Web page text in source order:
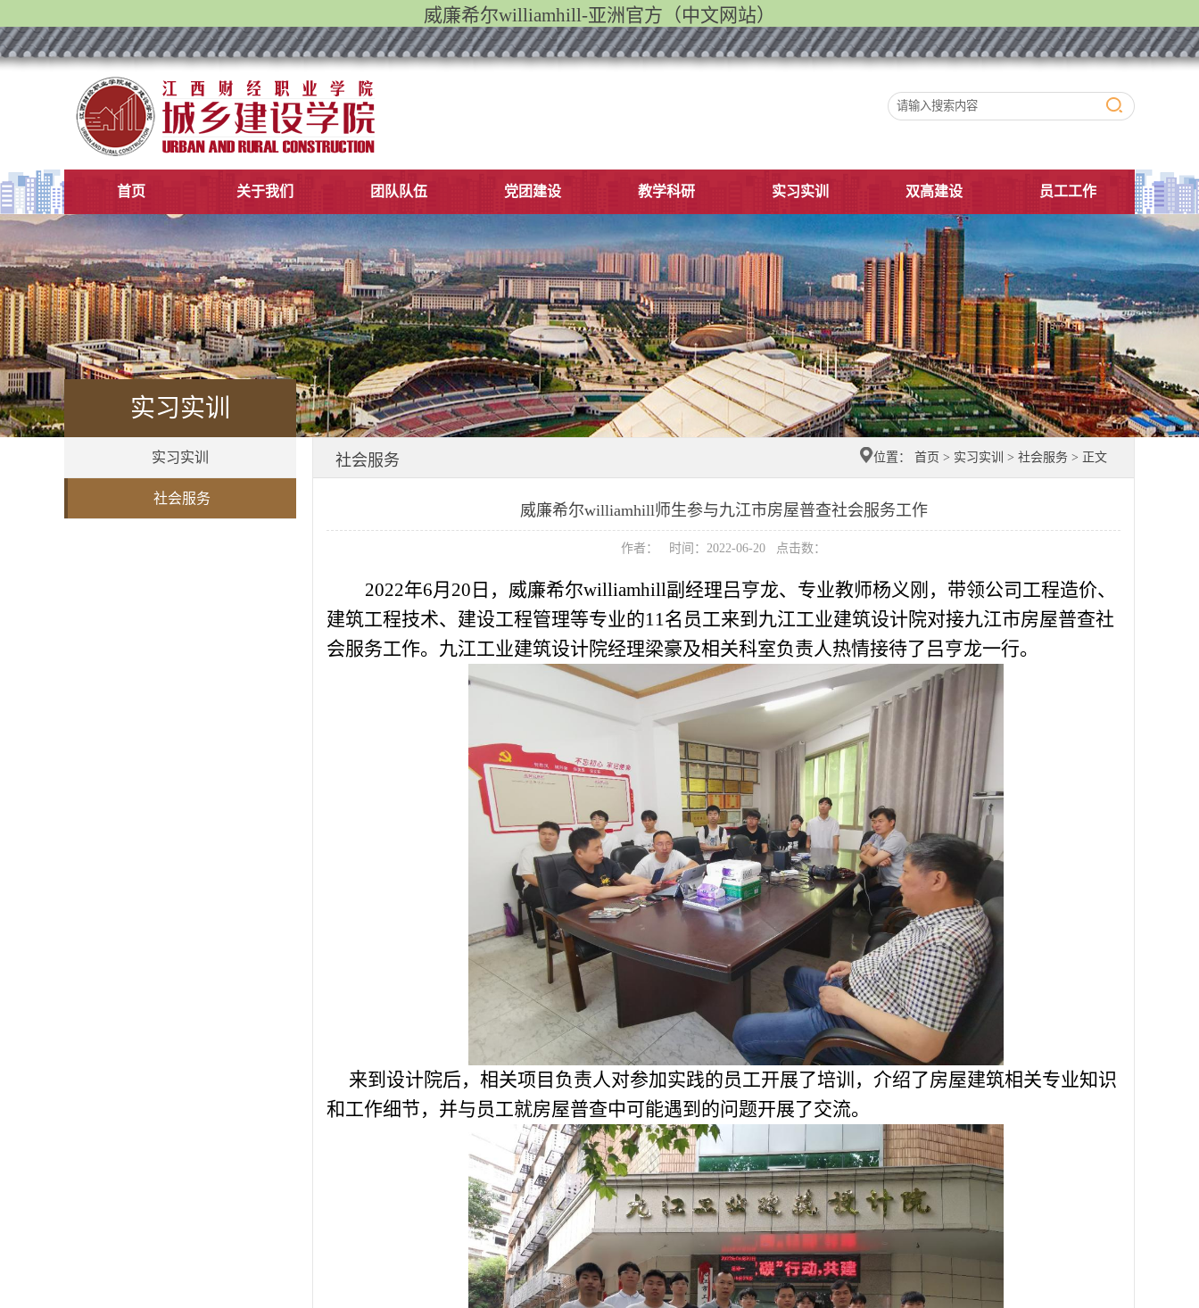
威廉希尔williamhill-亚洲官方（中文网站）
首页 ​关于我们 团队队伍 党团建设 教学科研 实习实训 双高建设 员工工作
实习实训
实习实训
社会服务
社会服务 位置： 首页 > 实习实训 > 社会服务 > 正文
威廉希尔williamhill师生参与九江市房屋普查社会服务工作
作者： 时间：2022-06-20 点击数：
2022年6月20日，威廉希尔williamhill副经理吕亨龙、专业教师杨义刚，带领公司工程造价、
建筑工程技术、建设工程管理等专业的11名员工来到九江工业建筑设计院对接九江市房屋普查社
会服务工作。九江工业建筑设计院经理梁豪及相关科室负责人热情接待了吕亨龙一行。
来到设计院后，相关项目负责人对参加实践的员工开展了培训，介绍了房屋建筑相关专业知识
和工作细节，并与员工就房屋普查中可能遇到的问题开展了交流。